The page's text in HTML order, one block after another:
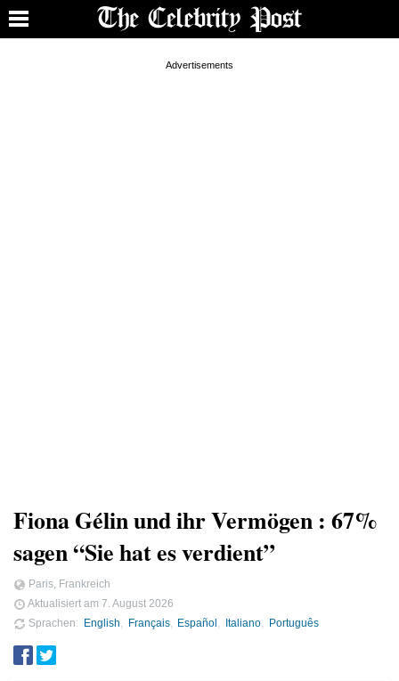
Fiona Gélin und ihr Vermögen : 67%
sagen “Sie hat es verdient”
Paris, Frankreich
Aktualisiert am 7. August 2026
Sprachen
English Français Español Italiano Português